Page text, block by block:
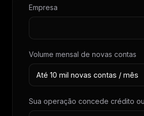
Empresa
Volume mensal de novas contas
Sua operação concede crédito